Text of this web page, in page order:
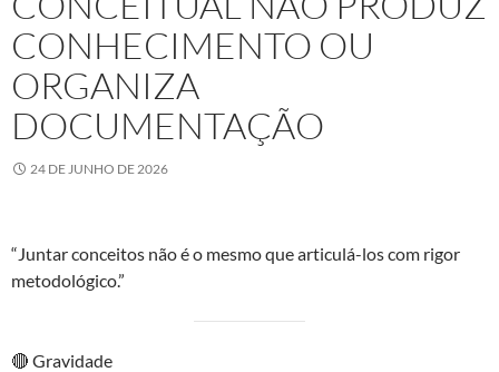
CONHECIMENTO OU
ORGANIZA
DOCUMENTAÇÃO
24 DE JUNHO DE 2026
“Juntar conceitos não é o mesmo que articulá-los com rigor
metodológico.”
🔴 Gravidade